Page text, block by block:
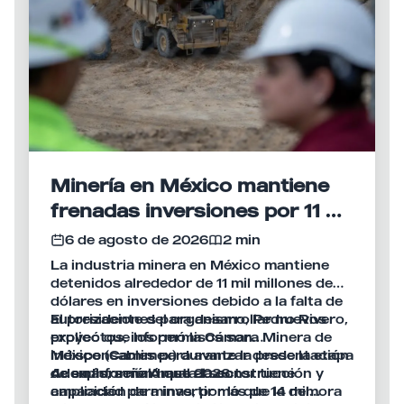
Minería en México mantiene
frenadas inversiones por 11 mil
mdd
6 de agosto de 2026
2 min
La industria minera en México mantiene
detenidos alrededor de 11 mil millones de
dólares en inversiones debido a la falta de
autorizaciones para desarrollar nuevos
proyectos, informó la Cámara Minera de
México (Camimex) durante la presentación
de su Informe Anual 2026.
El presidente del organismo, Pedro Rivero,
explicó que los permisos son
indispensables para avanzar desde la etapa
de exploración hasta la construcción y
ampliación de minas, por lo que la demora
Además, señaló que el sector tiene
capacidad para invertir más de 14 mil